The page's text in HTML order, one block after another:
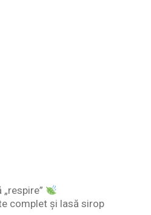
complet și lasă sirop